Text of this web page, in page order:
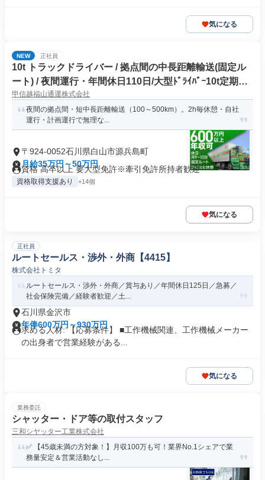
気になる
NEW 正社員
10t トラックドライバー / 拠点間の中長距離輸送(固定ル
ート) / 夜間運行・年間休日110日/大型ﾄﾞﾗｲﾊﾞｰ10t定期夜
間幹線便(正社員)
甲信越福山通運株式会社
夜間の拠点間・短中長距離輸送（100～500km）。2h毎休憩・自社
運行・計画運行で無理な...
〒924-0052石川県白山市源兵島町
月給35万円～50万円
資格 高卒以上 要大型免許※牽引免許所持者歓迎
資格取得支援あり +14個
気になる
正社員
ルートセールス・渉外・外商【4415】
株式会社トミタ
ルートセールス・渉外・外商／賞与あり／年間休日125日／急募／
社会保険完備／経験者歓迎／土...
石川県金沢市
年俸600万円～930万円
求める人材: 【応募条件】 ■工作機械関連、工作機械メーカー
の出身者で営業経験がある...
気になる
業務委託
シャッター・ドア等の取付スタッフ
三和シヤッター工業株式会社
✅ 【45歳未満の方対象！】月収100万も可！業界No.1シェアで業
務量安定＆営業活動なし...